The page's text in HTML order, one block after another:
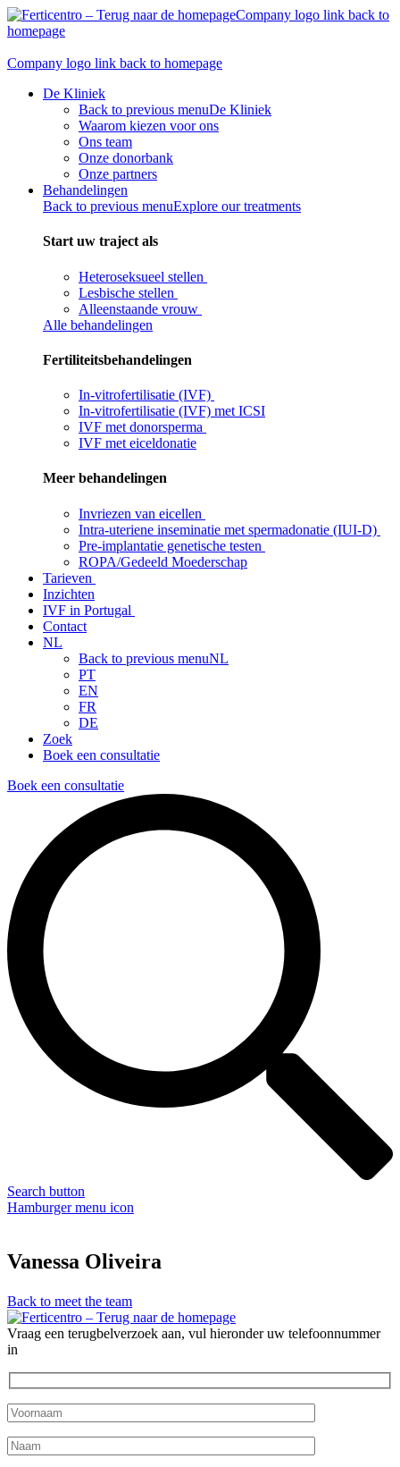
Skip
to
Company logo link back to
homepage
Company logo link back to homepage
De Kliniek
Back to previous menuDe Kliniek
Waarom kiezen voor ons
Ons team
Onze donorbank​
Onze partners
Behandelingen
Back to previous menuExplore our treatments
Start uw traject als
Heteroseksueel stellen
Lesbische stellen
Alleenstaande vrouw
Alle behandelingen
Fertiliteitsbehandelingen
In-vitrofertilisatie (IVF)
In-vitrofertilisatie (IVF) met ICSI
IVF met donorsperma
IVF met eiceldonatie
Meer behandelingen
Invriezen van eicellen
Intra-uteriene inseminatie met spermadonatie (IUI-D)
Pre-implantatie genetische testen
ROPA/Gedeeld Moederschap
Tarieven
Inzichten
IVF in Portugal
Contact
NL
Back to previous menuNL
PT
EN
FR
DE
Zoek
Boek een consultatie
Boek een consultatie
Search button
Hamburger menu icon
Vanessa Oliveira
Back to meet the team
Vraag een terugbelverzoek aan, vul hieronder uw telefoonnummer
in